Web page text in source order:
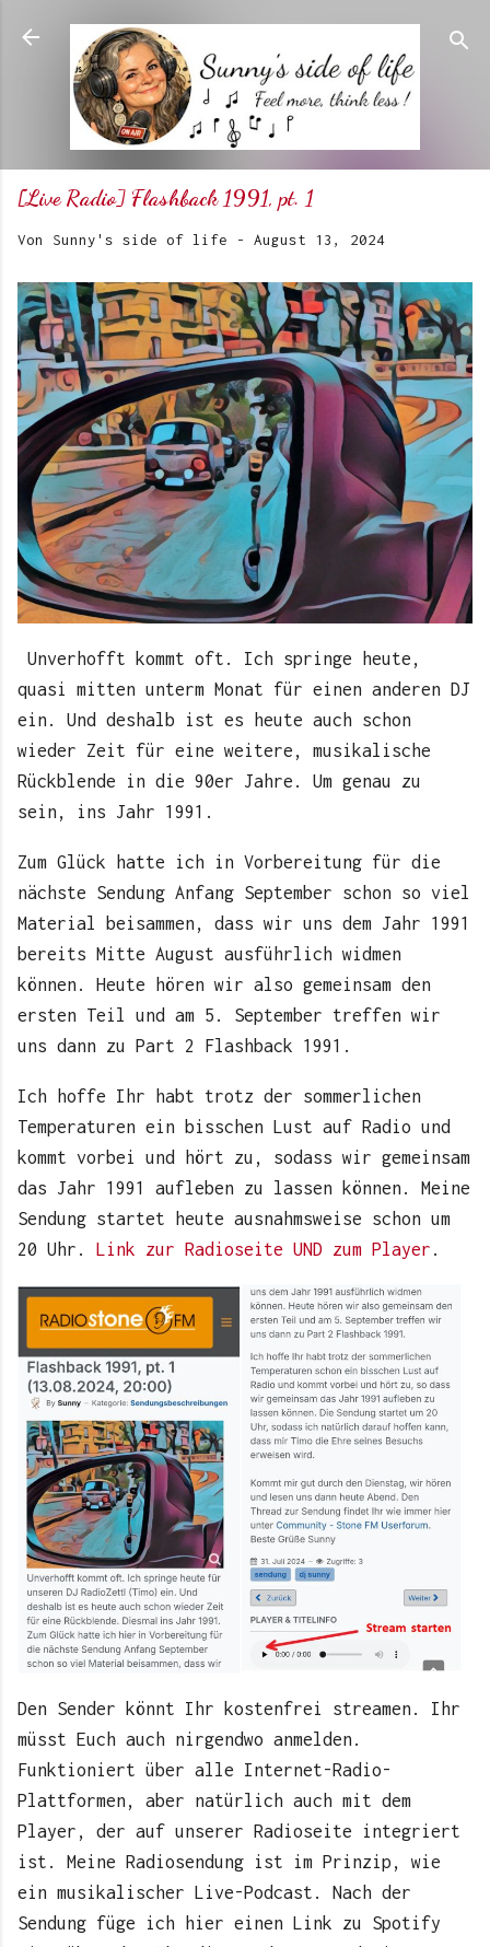
Direkt zum Hauptbereich
[Live Radio] Flashback 1991, pt. 1
Von Sunny's side of life - August 13, 2024
Unverhofft kommt oft. Ich springe heute,
quasi mitten unterm Monat für einen anderen DJ
ein. Und deshalb ist es heute auch schon
wieder Zeit für eine weitere, musikalische
Rückblende in die 90er Jahre. Um genau zu
sein, ins Jahr 1991.
Zum Glück hatte ich in Vorbereitung für die
nächste Sendung Anfang September schon so viel
Material beisammen, dass wir uns dem Jahr 1991
bereits Mitte August ausführlich widmen
können. Heute hören wir also gemeinsam den
ersten Teil und am 5. September treffen wir
uns dann zu Part 2 Flashback 1991.
Ich hoffe Ihr habt trotz der sommerlichen
Temperaturen ein bisschen Lust auf Radio und
kommt vorbei und hört zu, sodass wir gemeinsam
das Jahr 1991 aufleben zu lassen können. Meine
Sendung startet heute ausnahmsweise schon um
20 Uhr. Link zur Radioseite UND zum Player .
Den Sender könnt Ihr kostenfrei streamen. Ihr
müsst Euch auch nirgendwo anmelden.
Funktioniert über alle Internet-Radio-
Plattformen, aber natürlich auch mit dem
Player, der auf unserer Radioseite integriert
ist. Meine Radiosendung ist im Prinzip, wie
ein musikalischer Live-Podcast. Nach der
Sendung füge ich hier einen Link zu Spotify